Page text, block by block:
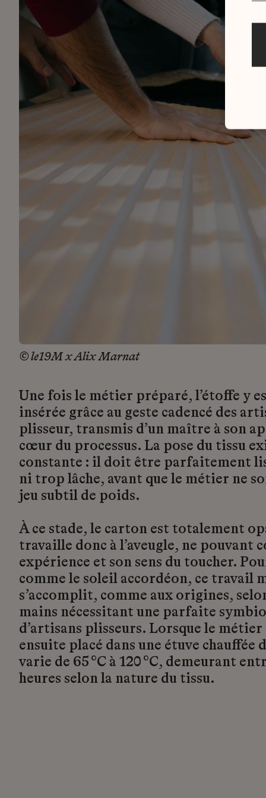
© le19M x Alix Marnat
Une fois le métier préparé, l’étoffe y
insérée grâce au geste cadencé des
plisseur, transmis d’un maître à son
cœur du processus. La pose du tissu
constante : il doit être parfaitement
ni trop lâche, avant que le métier ne
jeu subtil de poids.
À ce stade, le carton est totalement
travaille donc à l’aveugle, ne pouvant
expérience et son sens du toucher.
comme le soleil accordéon, ce travail
s’accomplit, comme aux origines,
mains nécessitant une parfaite
d’artisans plisseurs. Lorsque le
ensuite placé dans une étuve
varie de 65 °C à 120 °C, demeurant
heures selon la nature du tissu.